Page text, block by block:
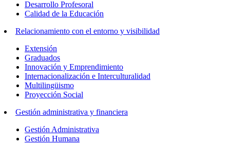
Desarrollo Profesoral
Calidad de la Educación
Relacionamiento con el entorno y visibilidad
Extensión
Graduados
Innovación y Emprendimiento
Internacionalización e Interculturalidad
Multilingüismo
Proyección Social
Gestión administrativa y financiera
Gestión Administrativa
Gestión Humana